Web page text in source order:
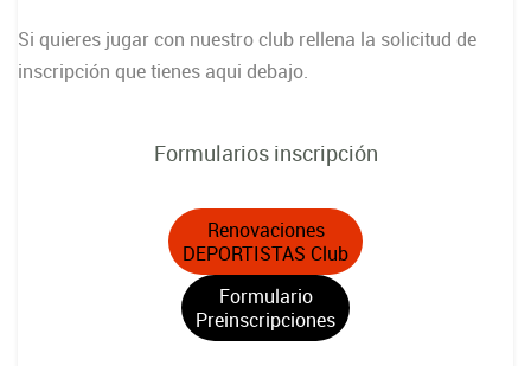
Si quieres jugar con nuestro club rellena la solicitud de
inscripción que tienes aqui debajo.
Formularios inscripción
Renovaciones
DEPORTISTAS Club
Formulario
Preinscripciones